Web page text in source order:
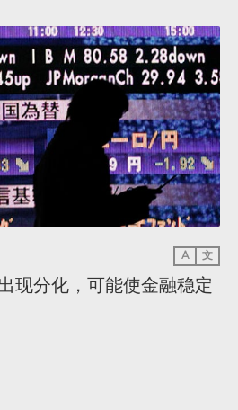
A 文
现分化，可能使金融稳定